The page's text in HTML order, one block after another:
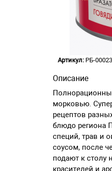
Артикул:РБ-
Описание
морковью.
рецептов
блюдо региона
специй, трав и
соусом, после
подают к столу
красителей и